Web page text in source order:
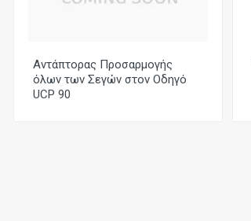
Αντάπτορας Προσαρμογής
όλων των Σεγών στον Οδηγό
UCP 90